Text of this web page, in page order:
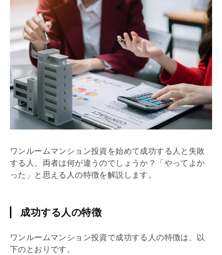
ワンルームマンション投資を始めて成功する人と失敗
する人、両者は何が違うのでしょうか？「やってよか
った」と思える人の特徴を解説します。
成功する人の特徴
ワンルームマンション投資で成功する人の特徴は、以
下のとおりです。